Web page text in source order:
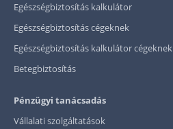
Egészségbiztosítás kalkulátor
Egészségbiztosítás cégeknek
Egészségbiztosítás kalkulátor cégeknek
Betegbiztosítás
Pénzügyi tanácsadás
Vállalati szolgáltatások